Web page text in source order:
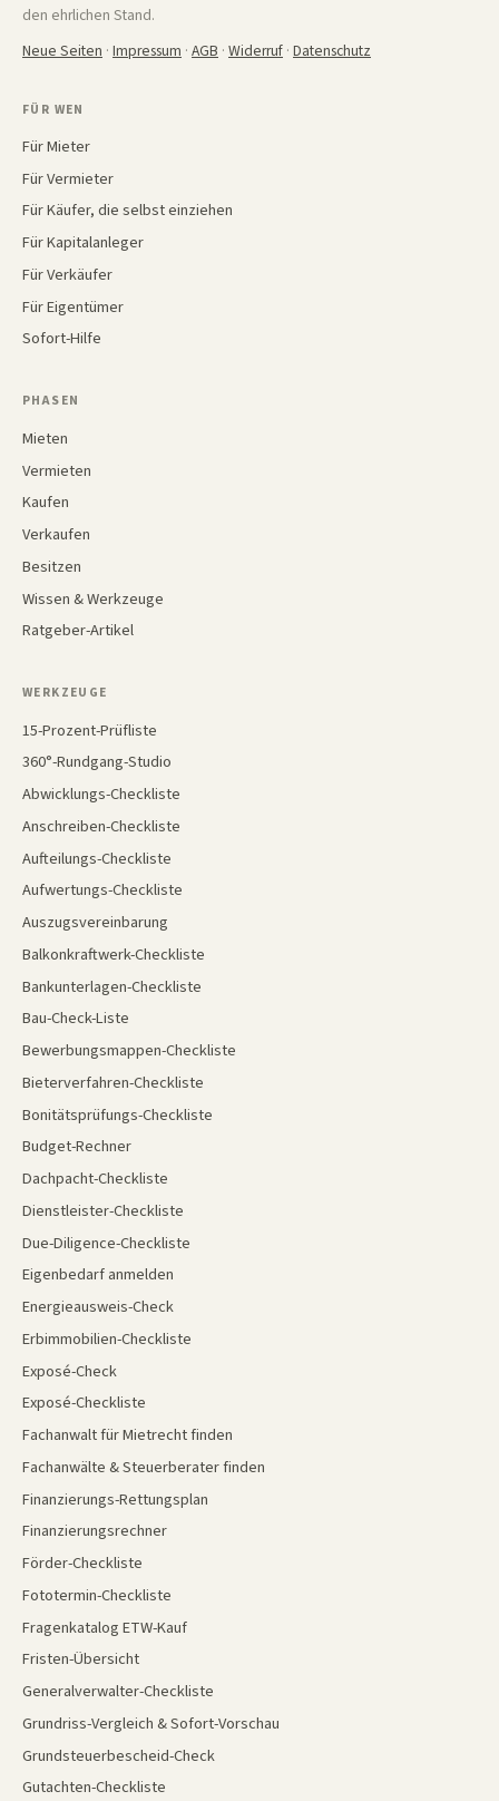
den ehrlichen Stand.
Neue Seiten · Impressum · AGB · Widerruf · Datenschutz
FÜR WEN
Für Mieter
Für Vermieter
Für Käufer, die selbst einziehen
Für Kapitalanleger
Für Verkäufer
Für Eigentümer
Sofort-Hilfe
PHASEN
Mieten
Vermieten
Kaufen
Verkaufen
Besitzen
Wissen & Werkzeuge
Ratgeber-Artikel
WERKZEUGE
15-Prozent-Prüfliste
360°-Rundgang-Studio
Abwicklungs-Checkliste
Anschreiben-Checkliste
Aufteilungs-Checkliste
Aufwertungs-Checkliste
Auszugsvereinbarung
Balkonkraftwerk-Checkliste
Bankunterlagen-Checkliste
Bau-Check-Liste
Bewerbungsmappen-Checkliste
Bieterverfahren-Checkliste
Bonitätsprüfungs-Checkliste
Budget-Rechner
Dachpacht-Checkliste
Dienstleister-Checkliste
Due-Diligence-Checkliste
Eigenbedarf anmelden
Energieausweis-Check
Erbimmobilien-Checkliste
Exposé-Check
Exposé-Checkliste
Fachanwalt für Mietrecht finden
Fachanwälte & Steuerberater finden
Finanzierungs-Rettungsplan
Finanzierungsrechner
Förder-Checkliste
Fototermin-Checkliste
Fragenkatalog ETW-Kauf
Fristen-Übersicht
Generalverwalter-Checkliste
Grundriss-Vergleich & Sofort-Vorschau
Grundsteuerbescheid-Check
Gutachten-Checkliste